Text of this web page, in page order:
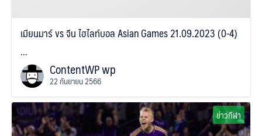
เมียนมาร์ vs จีน ไฮไลท์บอล Asian Games 21.09.2023 (0-4)
...
ContentWP wp
22 กันยายน 2566
ข่าวกีฬา